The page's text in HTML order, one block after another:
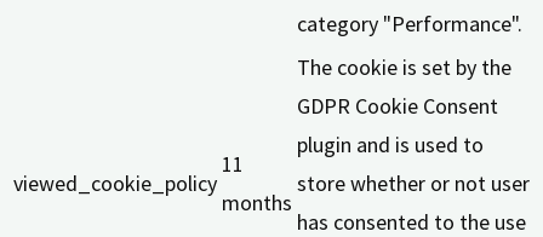
category "Performance".
viewed_cookie_policy
11
months
The cookie is set by the
GDPR Cookie Consent
plugin and is used to
store whether or not user
has consented to the use